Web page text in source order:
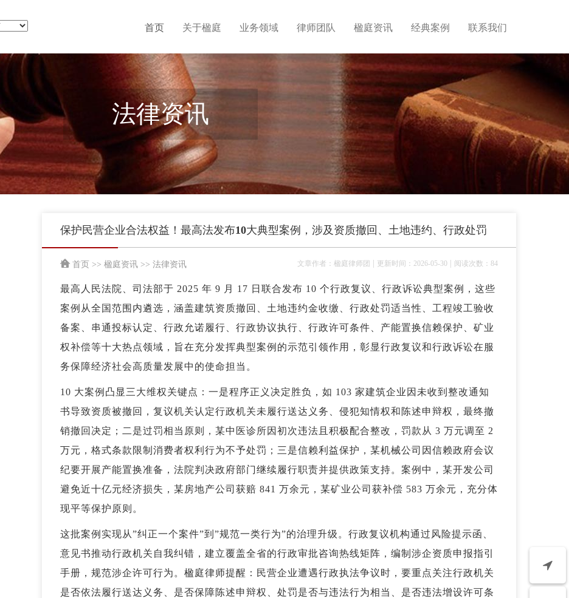
首页 关于楹庭 业务领域 律师团队 楹庭资讯 经典案例 联系我们
法律资讯
保护民营企业合法权益！最高法发布10大典型案例，涉及资质撤回、土地违约、行政处罚
首页 >> 楹庭资讯 >> 法律资讯 文章作者：楹庭律师团 更新时间：2026-05-30 阅读次数：84
最高人民法院、司法部于 2025 年 9 月 17 日联合发布 10 个行政复议、行政诉讼典型案例，这些
案例从全国范围内遴选，涵盖建筑资质撤回、土地违约金收缴、行政处罚适当性、工程竣工验收
备案、串通投标认定、行政允诺履行、行政协议执行、行政许可条件、产能置换信赖保护、矿业
权补偿等十大热点领域，旨在充分发挥典型案例的示范引领作用，彰显行政复议和行政诉讼在服
务保障经济社会高质量发展中的使命担当。
10 大案例凸显三大维权关键点：一是程序正义决定胜负，如 103 家建筑企业因未收到整改通知
书导致资质被撤回，复议机关认定行政机关未履行送达义务、侵犯知情权和陈述申辩权，最终撤
销撤回决定；二是过罚相当原则，某中医诊所因初次违法且积极配合整改，罚款从 3 万元调至 2
万元，格式条款限制消费者权利行为不予处罚；三是信赖利益保护，某机械公司因信赖政府会议
纪要开展产能置换准备，法院判决政府部门继续履行职责并提供政策支持。案例中，某开发公司
避免近十亿元经济损失，某房地产公司获赔 841 万余元，某矿业公司获补偿 583 万余元，充分体
现平等保护原则。
这批案例实现从”纠正一个案件”到”规范一类行为”的治理升级。行政复议机构通过风险提示函、
意见书推动行政机关自我纠错，建立覆盖全省的行政审批咨询热线矩阵，编制涉企资质申报指引
手册，规范涉企许可行为。楹庭律师提醒：民营企业遭遇行政执法争议时，要重点关注行政机关
是否依法履行送达义务、是否保障陈述申辩权、处罚是否与违法行为相当、是否违法增设许可条